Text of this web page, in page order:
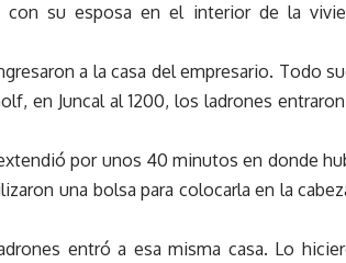
con su esposa en el interior de la
a la casa del empresario. Todo
en Juncal al 1200, los ladrones
por unos 40 minutos en donde
una bolsa para colocarla en la
entró a esa misma casa. Lo